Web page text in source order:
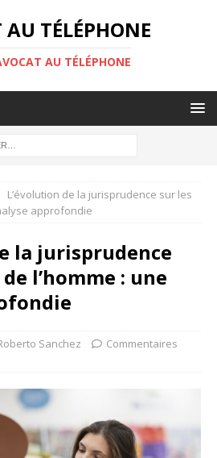
TÉLÉPHONE
AU TÉLÉPHONE
L’évolution de la jurisprudence sur les
approfondie
la jurisprudence
l’homme : une
Sanchez
Commentaires